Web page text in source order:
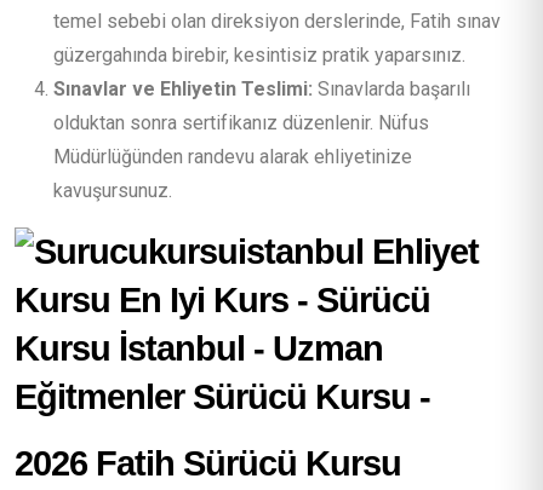
temel sebebi olan direksiyon derslerinde, Fatih sınav
güzergahında birebir, kesintisiz pratik yaparsınız.
Sınavlar ve Ehliyetin Teslimi: Sınavlarda başarılı
olduktan sonra sertifikanız düzenlenir. Nüfus
Müdürlüğünden randevu alarak ehliyetinize
kavuşursunuz.
2026 Fatih Sürücü Kursu